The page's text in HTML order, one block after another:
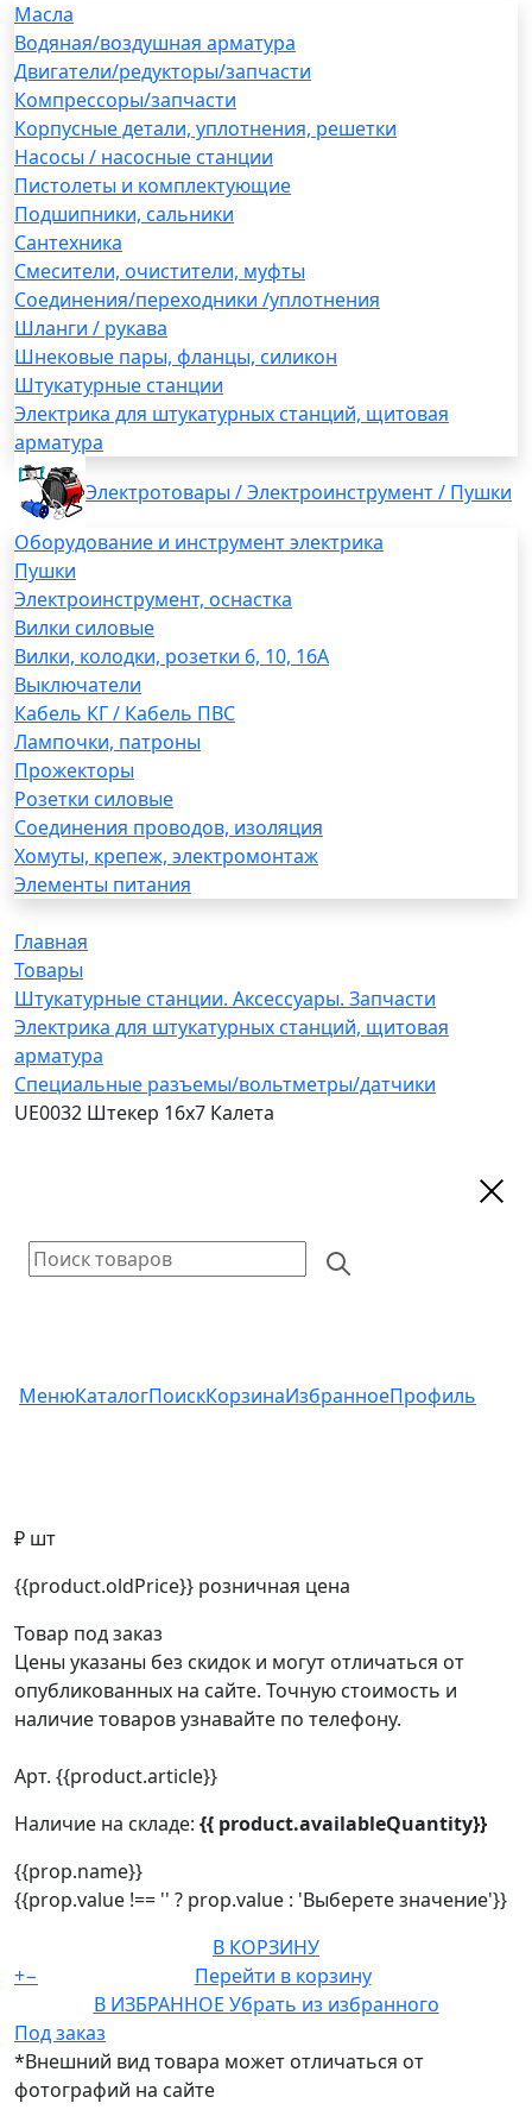
Масла
Водяная/воздушная арматура
Двигатели/редукторы/запчасти
Компрессоры/запчасти
Корпусные детали, уплотнения, решетки
Насосы / насосные станции
Пистолеты и комплектующие
Подшипники, сальники
Сантехника
Смесители, очистители, муфты
Соединения/переходники /уплотнения
Шланги / рукава
Шнековые пары, фланцы, силикон
Штукатурные станции
Электрика для штукатурных станций, щитовая
арматура
Электротовары / Электроинструмент / Пушки
Оборудование и инструмент электрика
Пушки
Электроинструмент, оснастка
Вилки силовые
Вилки, колодки, розетки 6, 10, 16А
Выключатели
Кабель КГ / Кабель ПВС
Лампочки, патроны
Прожекторы
Розетки силовые
Соединения проводов, изоляция
Хомуты, крепеж, электромонтаж
Элементы питания
Главная
Товары
Штукатурные станции. Аксессуары. Запчасти
Электрика для штукатурных станций, щитовая
арматура
Специальные разъемы/вольтметры/датчики
UE0032 Штекер 16х7 Калета
МенюКаталогПоискКорзинаИзбранноеПрофиль
₽ шт
{{product.oldPrice}} розничная цена
Товар под заказ
Цены указаны без скидок и могут отличаться от
опубликованных на сайте. Точную стоимость и
наличие товаров узнавайте по телефону.
Арт. {{product.article}}
Наличие на складе: {{ product.availableQuantity}}
{{prop.name}}
{{prop.value !== '' ? prop.value : 'Выберете значение'}}
В КОРЗИНУ
+−
Перейти в корзину
В ИЗБРАННОЕ Убрать из избранного
Под заказ
*Внешний вид товара может отличаться от
фотографий на сайте